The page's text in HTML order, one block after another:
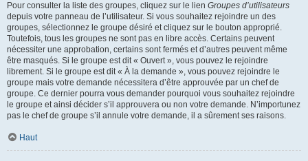
Pour consulter la liste des groupes, cliquez sur le lien Groupes d’utilisateurs
depuis votre panneau de l’utilisateur. Si vous souhaitez rejoindre un des
groupes, sélectionnez le groupe désiré et cliquez sur le bouton approprié.
Toutefois, tous les groupes ne sont pas en libre accès. Certains peuvent
nécessiter une approbation, certains sont fermés et d’autres peuvent même
être masqués. Si le groupe est dit « Ouvert », vous pouvez le rejoindre
librement. Si le groupe est dit « À la demande », vous pouvez rejoindre le
groupe mais votre demande nécessitera d’être approuvée par un chef de
groupe. Ce dernier pourra vous demander pourquoi vous souhaitez rejoindre
le groupe et ainsi décider s’il approuvera ou non votre demande. N’importunez
pas le chef de groupe s’il annule votre demande, il a sûrement ses raisons.
Haut